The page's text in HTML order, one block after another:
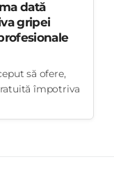
dată
gripei
să ofere,
împotriva